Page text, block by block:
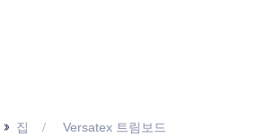
>> 집 Versatex 트림보드